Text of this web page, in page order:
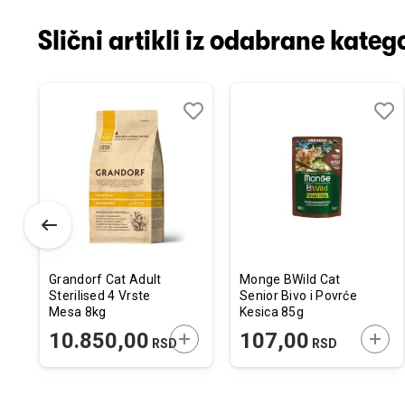
Slični artikli iz odabrane
U KORPU
Grandorf Cat Adult
Sterilised 4 Vrste
Mesa 8kg
10.850,00 RSDDODAJTE U KORPU
Monge BWild Cat
Senior Bivo i Povrće
Kesica 85g
107,00 RSD